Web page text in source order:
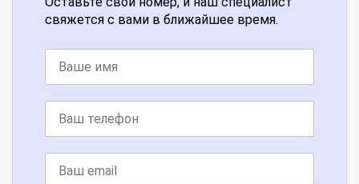
свяжется с вами в ближайшее время.